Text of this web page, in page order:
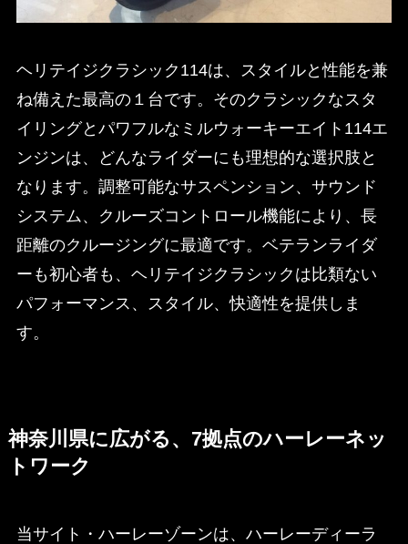
ヘリテイジクラシック114は、スタイルと性能を兼
ね備えた最高の１台です。そのクラシックなスタ
イリングとパワフルなミルウォーキーエイト114エ
ンジンは、どんなライダーにも理想的な選択肢と
なります。調整可能なサスペンション、サウンド
システム、クルーズコントロール機能により、長
距離のクルージングに最適です。ベテランライダ
ーも初心者も、ヘリテイジクラシックは比類ない
パフォーマンス、スタイル、快適性を提供しま
す。
神奈川県に広がる、7拠点のハーレーネッ
トワーク
当サイト・ハーレーゾーンは、ハーレーディーラ